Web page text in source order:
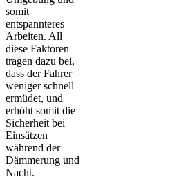
somit
entspannteres
Arbeiten. All
diese Faktoren
tragen dazu bei,
dass der Fahrer
weniger schnell
ermüdet, und
erhöht somit die
Sicherheit bei
Einsätzen
während der
Dämmerung und
Nacht.